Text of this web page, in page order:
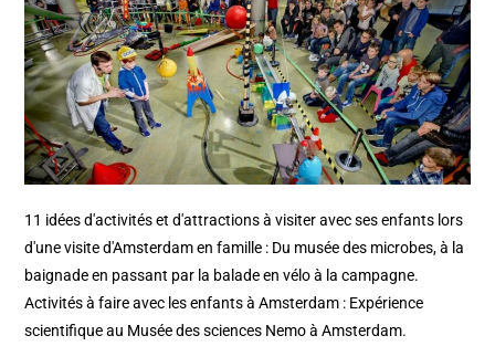
11 idées d'activités et d'attractions à visiter avec ses enfants lors
d'une visite d'Amsterdam en famille : Du musée des microbes, à la
baignade en passant par la balade en vélo à la campagne.
Activités à faire avec les enfants à Amsterdam : Expérience
scientifique au Musée des sciences Nemo à Amsterdam.